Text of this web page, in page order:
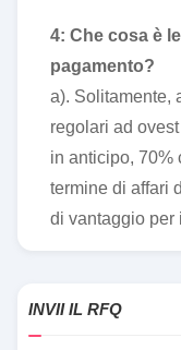
4: Che cosa è
pagamento?
a). Solitamente,
regolari ad
in anticipo, 70%
termine di affari
di vantaggio per
INVII IL RFQ